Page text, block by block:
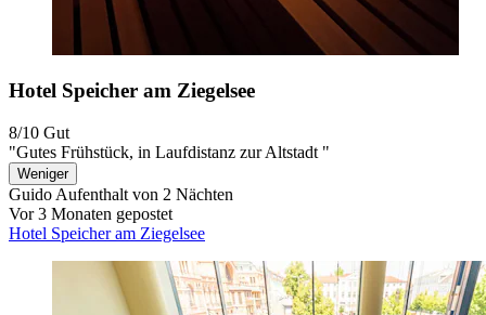
Hotel Speicher am Ziegelsee
8/10 Gut
"Gutes Frühstück, in Laufdistanz zur Altstadt "
Weniger
Guido Aufenthalt von 2 Nächten
Vor 3 Monaten gepostet
Hotel Speicher am Ziegelsee